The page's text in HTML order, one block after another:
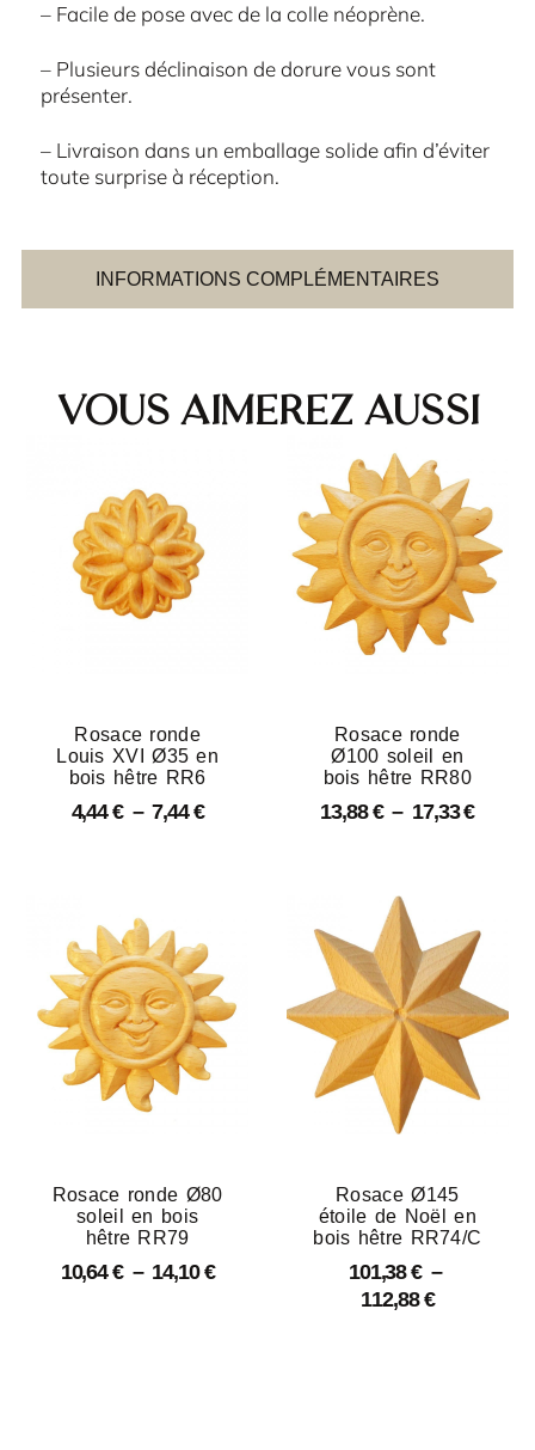
INFORMATIONS COMPLÉMENTAIRES
– Facile de pose avec de la colle néoprène.
– Plusieurs déclinaison de dorure vous sont
présenter.
– Livraison dans un emballage solide afin d’éviter
toute surprise à réception.
Vous aimerez aussi
Rosace ronde
Louis XVI Ø35 en
bois hêtre RR6
4,44€ – 7,44€
Rosace ronde
Ø100 soleil en
bois hêtre RR80
13,88€ – 17,33€
Rosace ronde Ø80
soleil en bois
hêtre RR79
10,64€ – 14,10€
Rosace Ø145
étoile de Noël en
bois hêtre RR74/C
101,38€ –
112,88€